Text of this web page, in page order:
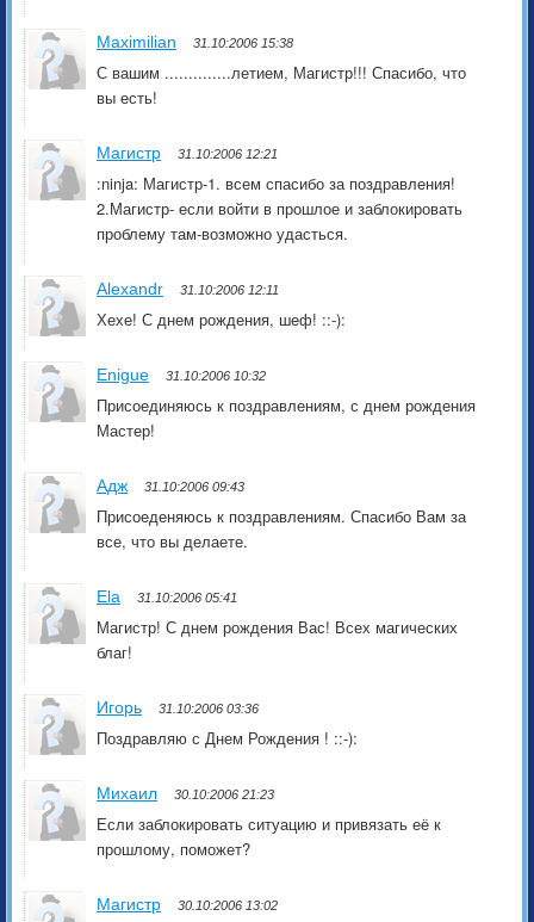
Maximilian 31.10:2006 15:38
С вашим ..............летием, Магистр!!! Спасибо, что
вы есть!
Магистр 31.10:2006 12:21
:ninja: Магистр-1. всем спасибо за поздравления!
2.Магистр- если войти в прошлое и заблокировать
проблему там-возможно удасться.
Alexandr 31.10:2006 12:11
Хехе! С днем рождения, шеф! ::-):
Enigue 31.10:2006 10:32
Присоединяюсь к поздравлениям, с днем рождения
Мастер!
Адж 31.10:2006 09:43
Присоеденяюсь к поздравлениям. Спасибо Вам за
все, что вы делаете.
Ela 31.10:2006 05:41
Магистр! С днем рождения Вас! Всех магических
благ!
Игорь 31.10:2006 03:36
Поздравляю с Днем Рождения ! ::-):
Михаил 30.10:2006 21:23
Если заблокировать ситуацию и привязать её к
прошлому, поможет?
Магистр 30.10:2006 13:02